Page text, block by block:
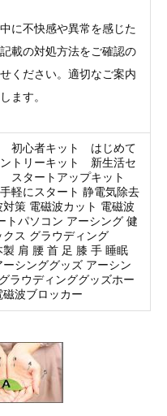
に不快感や異常を感じた
載の対処方法をご確認の
ください。適切なご案内
ます。
初心者キット はじめて
トリーキット 新生活セ
スタートアップキット
軽にスタート 静電気除去
策 電磁波カット 電磁波
トパソコン アーシング 健
ス グラウディング
肩 腰 首 足 膝 手 睡眠
シンググッズ アーシン
ラウディンググッズホー
波ブロッカー